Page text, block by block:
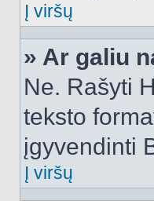
Į viršų
» Ar galiu
Ne. Rašyti
teksto
įgyvendinti
Į viršų